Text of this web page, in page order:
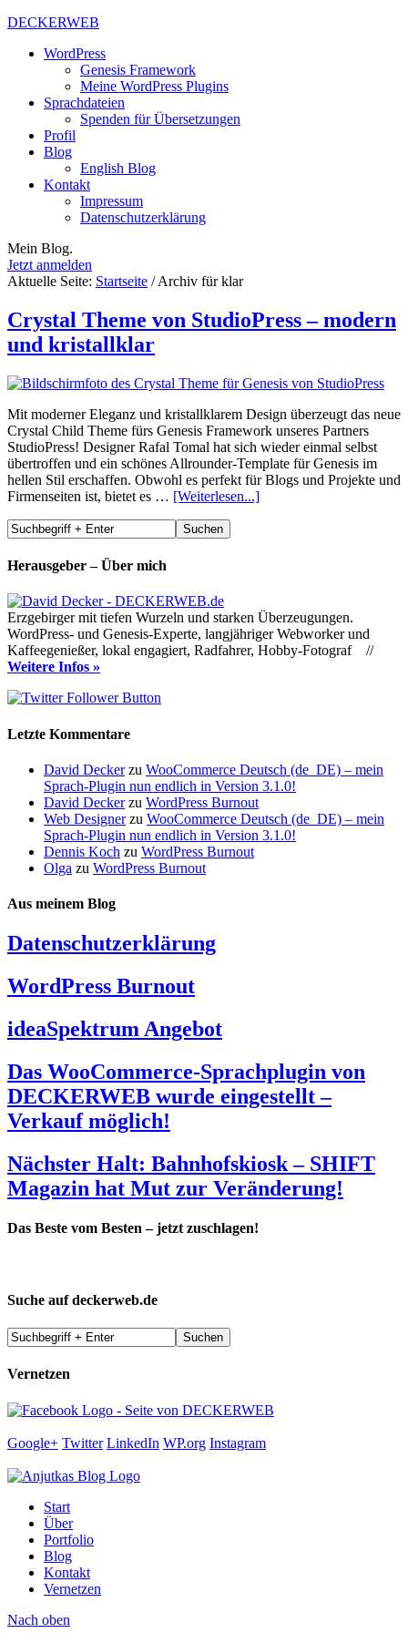
DECKERWEB
WordPress
Genesis Framework
Meine WordPress Plugins
Sprachdateien
Spenden für Übersetzungen
Profil
Blog
English Blog
Kontakt
Impressum
Datenschutzerklärung
Mein Blog.
Jetzt anmelden
Aktuelle Seite: Startseite /Archiv für klar
Crystal Theme von StudioPress – modern
und kristallklar
Mit moderner Eleganz und kristallklarem Design überzeugt das neue
Crystal Child Theme fürs Genesis Framework unseres Partners
StudioPress! Designer Rafal Tomal hat sich wieder einmal selbst
übertroffen und ein schönes Allrounder-Template für Genesis im
hellen Stil erschaffen. Obwohl es perfekt für Blogs und Projekte und
Firmenseiten ist, bietet es … [Weiterlesen...]
Herausgeber – Über mich
Erzgebirger mit tiefen Wurzeln und starken Überzeugungen.
WordPress- und Genesis-Experte, langjähriger Webworker und
Kaffeegenießer, lokal engagiert, Radfahrer, Hobby-Fotograf //
Weitere Infos »
Letzte Kommentare
David Deckerzu WooCommerce Deutsch (de_DE) – mein
Sprach-Plugin nun endlich in Version 3.1.0!
David Deckerzu WordPress Burnout
Web Designerzu WooCommerce Deutsch (de_DE) – mein
Sprach-Plugin nun endlich in Version 3.1.0!
Dennis Koch zu WordPress Burnout
Olga zu WordPress Burnout
Aus meinem Blog
Datenschutzerklärung
WordPress Burnout
ideaSpektrum Angebot
Das WooCommerce-Sprachplugin von
DECKERWEB wurde eingestellt –
Verkauf möglich!
Nächster Halt: Bahnhofskiosk – SHIFT
Magazin hat Mut zur Veränderung!
Das Beste vom Besten – jetzt zuschlagen!
Suche auf deckerweb.de
Vernetzen
Google+ Twitter LinkedIn WP.org Instagram
Start
Über
Portfolio
Blog
Kontakt
Vernetzen
Nach oben